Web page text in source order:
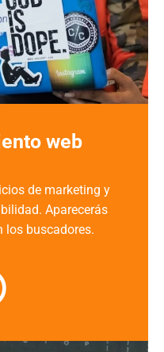
web
de marketing y
. Aparecerás
los buscadores.